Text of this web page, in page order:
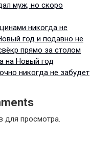
муж, но скоро
никогда не
год и подавно не
прямо за столом
на Новый год
никогда не забудет
для просмотра.